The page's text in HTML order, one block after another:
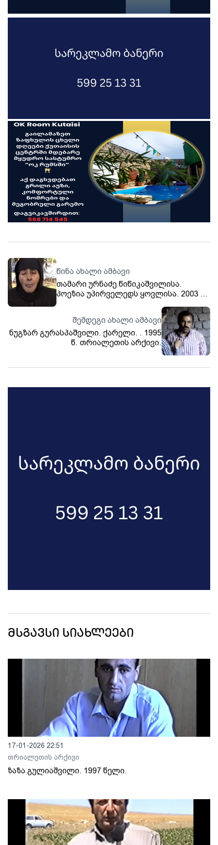
წინა ახალი ამბავი
თამარი ურნაძე წიწიკაშვილისა.
პოეზია უპირველედს ყოვლისა. 2003 წ
შემდეგი ახალი ამბავი
ნუგზარ გურასპაშვილი. ქარელი. . 1995
წ. თრიალეთის არქივი.
მსგავსი სიახლეები
17-01-2026 22:51
თრიალეთის არქივი
ზაზა გულიაშვილი. 1997 წელი.